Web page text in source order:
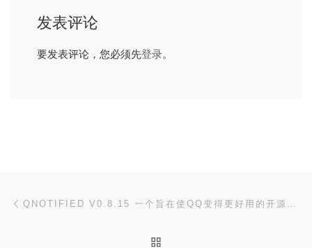
发表评论
要发表评论，您必须先登录。
文章导航